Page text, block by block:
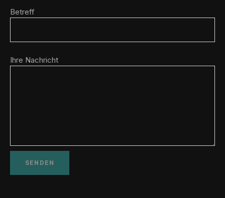
Betreff
Ihre Nachricht